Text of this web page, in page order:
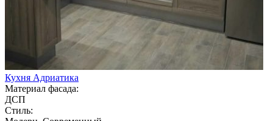
Кухня Адриатика
Материал фасада:
ДСП
Стиль: